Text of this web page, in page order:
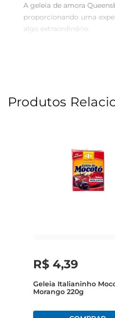
A geleia de amora
proporcionando uma
algo extraordinário.
Informações Nutricionais
Cada porção de 15g
importante sempre
Produtos
R$ 4,39
Geleia Italianinho
Morango 220g